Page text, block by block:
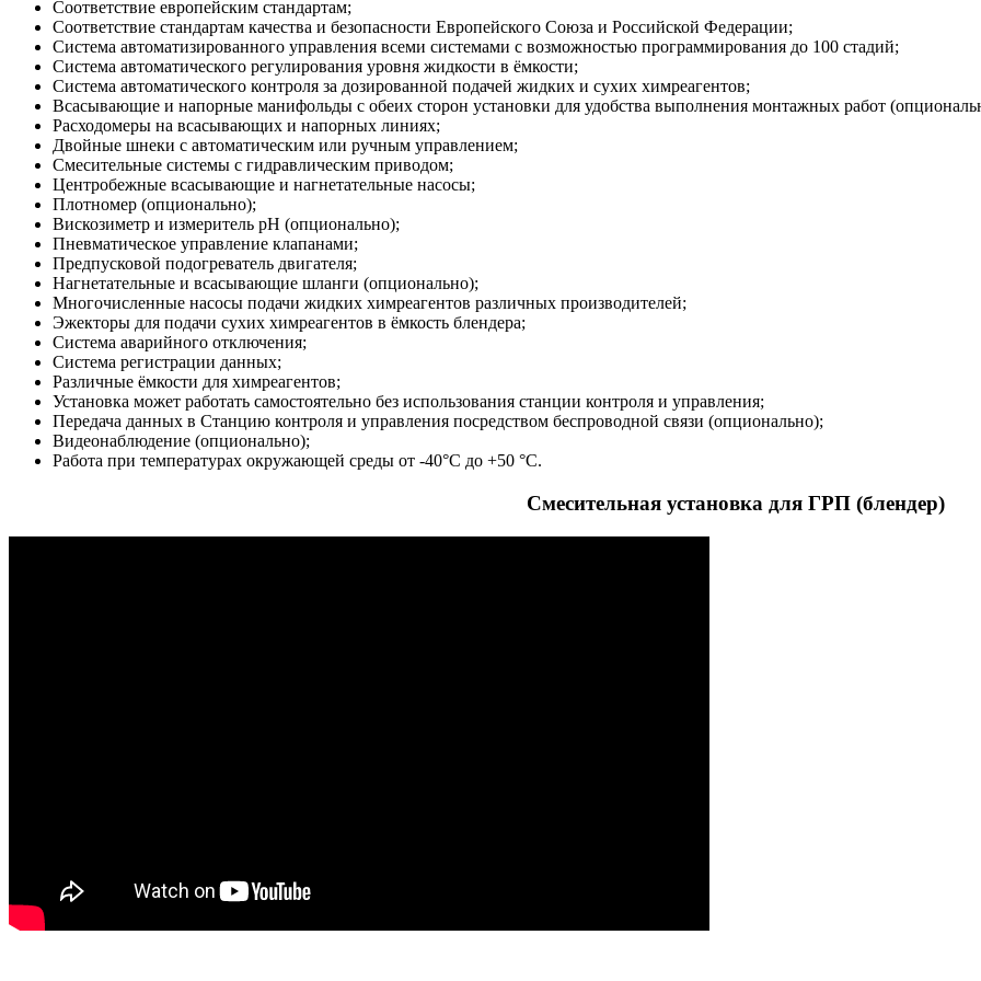
Соответствие европейским стандартам;
Соответствие стандартам качества и безопасности Европейского Союза и Российской Федерации;
Система автоматизированного управления всеми системами с возможностью программирования до 100 стадий;
Система автоматического регулирования уровня жидкости в ёмкости;
Система автоматического контроля за дозированной подачей жидких и сухих химреагентов;
Всасывающие и напорные манифольды с обеих сторон установки для удобства выполнения монтажных работ
Расходомеры на всасывающих и напорных линиях;
Двойные шнеки с автоматическим или ручным управлением;
Смесительные системы с гидравлическим приводом;
Центробежные всасывающие и нагнетательные насосы;
Плотномер (опционально);
Вискозиметр и измеритель рН (опционально);
Пневматическое управление клапанами;
Предпусковой подогреватель двигателя;
Нагнетательные и всасывающие шланги (опционально);
Многочисленные насосы подачи жидких химреагентов различных производителей;
Эжекторы для подачи сухих химреагентов в ёмкость блендера;
Система аварийного отключения;
Система регистрации данных;
Различные ёмкости для химреагентов;
Установка может работать самостоятельно без использования станции контроля и управления;
Передача данных в Станцию контроля и управления посредством беспроводной связи (опционально);
Видеонаблюдение (опционально);
Работа при температурах окружающей среды от -40°C до +50 °C.
Смесительная установка для ГРП (блендер)